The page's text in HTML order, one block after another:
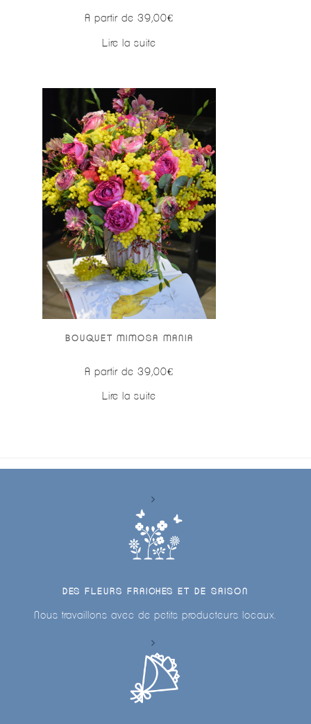
A partir de39,00€
Lire la suite
BOUQUET MIMOSA MANIA
A partir de39,00€
Lire la suite
DES FLEURS FRAICHES ET DE SAISON
Nous travaillons avec de petits producteurs locaux.